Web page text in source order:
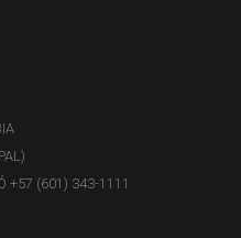
+57 (601) 343-1111